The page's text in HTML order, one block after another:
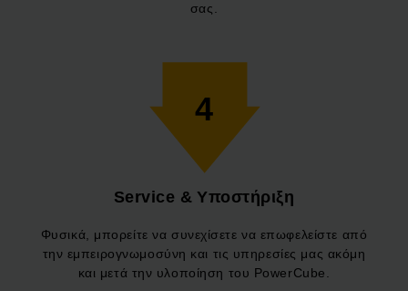
σας.
4
Service & Υποστήριξη
Φυσικά, μπορείτε να συνεχίσετε να επωφελείστε από
την εμπειρογνωμοσύνη και τις υπηρεσίες μας ακόμη
και μετά την υλοποίηση του PowerCube.